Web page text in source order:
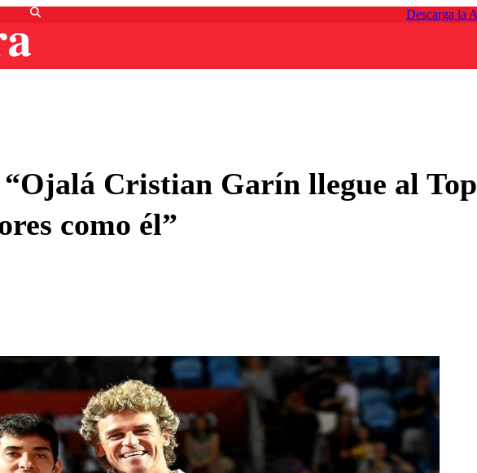
Descarga la
Cristian Garín llegue al
como él”